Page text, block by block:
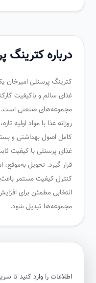
درباره کترینگ
کترینگ پرسنلی امیرخان یکی از
غذای سالم و باکیفیت کارکنان
مجموعه‌های صنعتی است. در
روزانه غذا با مواد اولیه تازه،
کامل اصول بهداشتی و بسته‌بندی
غذای پرسنلی با کیفیت ثابت و
قرار گیرد. تحویل به‌موقع،
کنترل کیفیت مستمر باعث شده
انتخابی مطمئن برای افزایش
مجموعه‌ها تبدیل شود.
اطلاعات را وارد کنید تا سریع با